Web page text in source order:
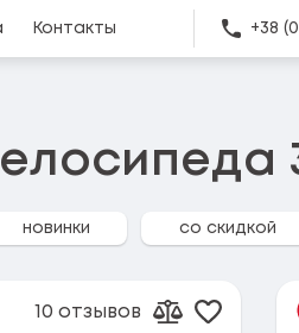
Контакты +38
новинки со скидкой
10 отзывов
Добавить к